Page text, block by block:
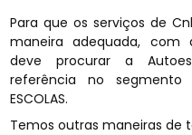
Para que os serviços de
maneira adequada, com
deve procurar a
referência no segmento
ESCOLAS.
Temos outras maneiras de